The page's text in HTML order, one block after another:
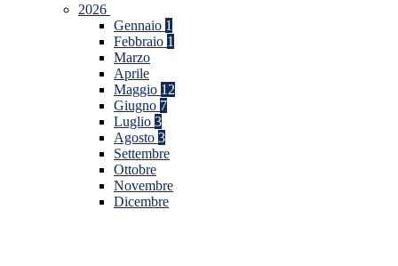
2026
Gennaio 1
Febbraio 1
Marzo
Aprile
Maggio 12
Giugno 7
Luglio 3
Agosto 3
Settembre
Ottobre
Novembre
Dicembre